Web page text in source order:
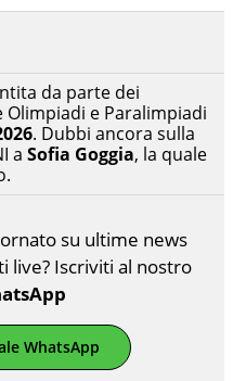
da parte dei
Olimpiadi e Paralimpiadi
. Dubbi ancora sulla
a Sofia Goggia, la quale
su ultime news
live? Iscriviti al nostro
WhatsApp